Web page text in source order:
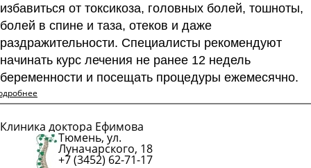
избавиться от токсикоза, головных болей, тошноты,
болей в спине и таза, отеков и даже
раздражительности. Специалисты рекомендуют
начинать курс лечения не ранее 12 недель
беременности и посещать процедуры ежемесячно.
Клиника доктора Ефимова
Тюмень, ул.
Луначарского, 18
+7 (3452) 62-71-17